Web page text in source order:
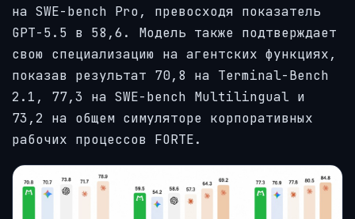
на SWE-bench Pro, превосходя показатель
GPT-5.5 в 58,6. Модель также подтверждает
свою специализацию на агентских функциях,
показав результат 70,8 на Terminal-Bench
2.1, 77,3 на SWE-bench Multilingual и
73,2 на общем симуляторе корпоративных
рабочих процессов FORTE.